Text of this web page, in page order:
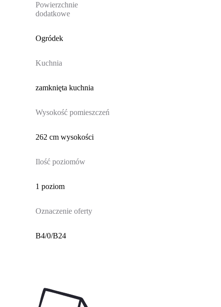
Powierzchnie
dodatkowe
Ogródek
Kuchnia
zamknięta kuchnia
Wysokość pomieszczeń
262 cm wysokości
Ilość poziomów
1 poziom
Oznaczenie oferty
B4/0/B24